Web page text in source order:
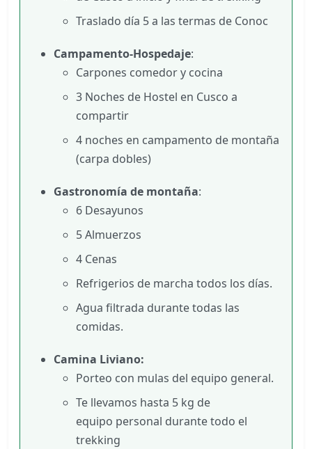
Traslado día 5 a las termas de Conoc
Campamento-Hospedaje:
Carpones comedor y cocina
3 Noches de Hostel en Cusco a
compartir
4 noches en campamento de montaña
(carpa dobles)
Gastronomía de montaña:
6 Desayunos
5 Almuerzos
4 Cenas
Refrigerios de marcha todos los días.
Agua filtrada durante todas las
comidas.
Camina Liviano:
Porteo con mulas del equipo general.
Te llevamos hasta 5 kg de
equipo personal durante todo el
trekking